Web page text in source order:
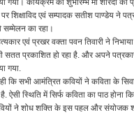
कार्यक्रम का शुभारम्भ माँ शारदा
शिक्षाविद एवं सम्पादक सतीश पाण्डेय ने
सम्मेलन का रहा।
एवं प्रखर वक्ता पवन तिवारी ने
सतत प्रकाशित हो रहा है. और अपने
गया.
कि सभी आमंत्रित कवियों ने कविता के
ऐसी स्थिति में सिर्फ कविता का पाठ
ने शोध शक्ति के इस पहल और संयोजक